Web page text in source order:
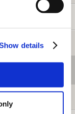
details